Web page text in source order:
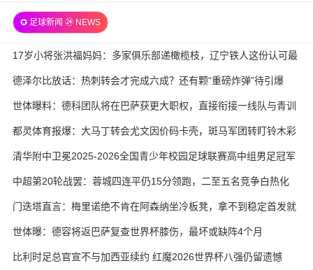
✪ 足球新闻 ㉔ NEWS
17岁小将张洪福妈妈：多家俱乐部递橄榄枝，辽宁铁人这份认可最
实在
德泽尔比放话：热刺转会才完成六成？还有颗“重磅炸弹”待引爆
世体曝料：德科团队将在巴萨获更大职权，直接衔接一线队与青训
都灵体育报爆：大马丁转会尤文因价码卡壳，斑马军团转盯铃木彩
艳与维卡里奥
清华附中卫冕2025-2026全国青少年校园足球联赛高中组男足冠军
中超第20轮战罢：蓉城四连平仍15分领跑，二至五名竞争白热化
门迭塔直言：梅里诺绝不肯在阿森纳坐冷板凳，拿不到稳定首发就
考虑另寻出路
世体曝：德容将返巴萨复查世界杯膝伤，最坏或缺阵4个月
比利时足总官宣不与加西亚续约 红魔2026世界杯八强仍留遗憾